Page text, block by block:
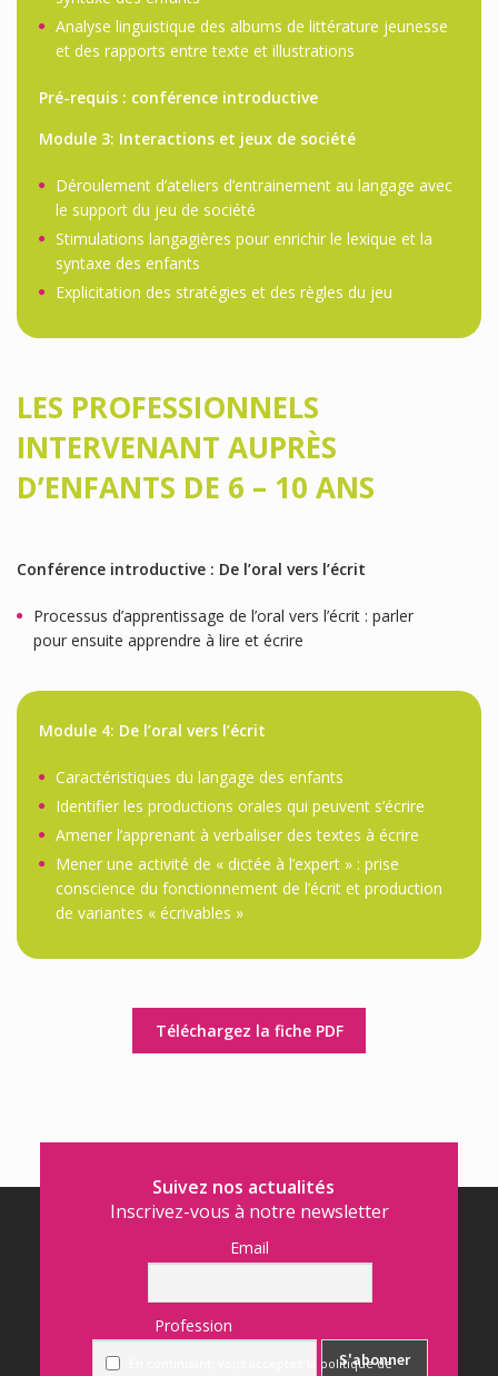
Analyse linguistique des albums de littérature jeunesse
et des rapports entre texte et illustrations
Pré-requis : conférence introductive
Module 3: Interactions et jeux de société
Déroulement d’ateliers d’entrainement au langage avec
le support du jeu de société
Stimulations langagières pour enrichir le lexique et la
syntaxe des enfants
Explicitation des stratégies et des règles du jeu
LES PROFESSIONNELS
INTERVENANT AUPRÈS
D’ENFANTS DE 6 – 10 ANS
Conférence introductive : De l’oral vers l’écrit
Processus d’apprentissage de l’oral vers l’écrit : parler
pour ensuite apprendre à lire et écrire
Module 4: De l’oral vers l’écrit
Caractéristiques du langage des enfants
Identifier les productions orales qui peuvent s’écrire
Amener l’apprenant à verbaliser des textes à écrire
Mener une activité de « dictée à l’expert » : prise
conscience du fonctionnement de l’écrit et production
de variantes « écrivables »
Téléchargez la fiche PDF
Suivez nos actualités
Inscrivez-vous à notre newsletter
Email
Profession
En continuant, vous acceptez la politique de